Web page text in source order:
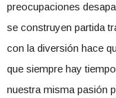
preocupaciones
se construyen partida
con la diversión hace
que siempre hay
nuestra misma pasión